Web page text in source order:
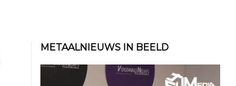
METAALNIEUWS IN BEELD